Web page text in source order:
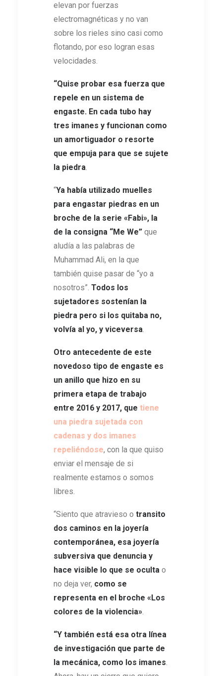
elevan por fuerzas
electromagnéticas y no van
sobre los rieles sino casi como
flotando, por eso logran esas
velocidades.
“Quise probar esa fuerza que
repele en un sistema de
engaste. En cada tubo hay
tres imanes y funcionan como
un amortiguador o resorte
que empuja para que se sujete
la piedra.
“Ya había utilizado muelles
para engastar piedras en un
broche de la serie «Fabi», la
de la consigna “Me We” que
aludía a las palabras de
Muhammad Ali, en la que
también quise pasar de “yo a
nosotros”. Todos los
sujetadores sostenían la
piedra pero si los quitaba no,
volvía al yo, y viceversa.
Otro antecedente de este
novedoso tipo de engaste es
un anillo que hizo en su
primera etapa de trabajo
entre 2016 y 2017, que tiene
una piedra sujetada con
cadenas y dos imanes
repeliéndose, con la que quiso
enviar el mensaje de si
realmente estamos o somos
libres.
“Siento que atravieso o transito
dos caminos en la joyería
contemporánea, esa joyería
subversiva que denuncia y
hace visible lo que se oculta o
no deja ver, como se
representa en el broche «Los
colores de la violencia».
“Y también está esa otra línea
de investigación que parte de
la mecánica, como los imanes.